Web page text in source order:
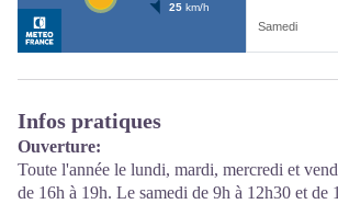
Infos pratiques
Ouverture:
Toute l'année le lundi, mardi, mercredi et
de 16h à 19h. Le samedi de 9h à 12h30 et de